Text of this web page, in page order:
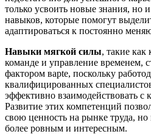
только усвоить новые знания, но
навыков, которые помогут
адаптироваться к постоянно
Навыки мягкой силы, такие как
команде и управление временем,
фактором вaptе, поскольку
квалифицированных
эффективно взаимодействовать с
Развитие этих компетенций
свою ценность на рынке труда, но
более ровным и интересным.